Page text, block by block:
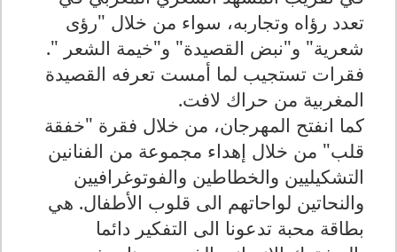
تعدد رؤاه وتجاربه، سواء من خلال "رؤى
شعرية" و"نبض القصيدة" و"خيمة الشعر ".
فقرات تستجيب لما أمست تعرفه القصيدة
المغربية من حراك لافت.
كما انفتح المهرجان، من خلال فقرة "خفقة
قلب" من خلال إهداء مجموعة من الفنانين
التشكيليين والخطاطين والفوتوغرافيين
والنحاتين لواحاتهم الى قلوب الأطفال. هي
بطاقة محبة تدعونا الى التفكير دائما